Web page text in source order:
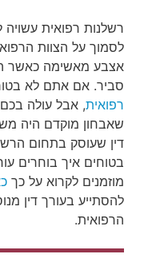
רשלנות רפואית עשויה
לסמוך על הצוות
אצבע מאשימה כאשר
סביר. אם אתם לא
רפואית, אבל עולה
שאבחון מוקדם היה
דין שעוסק בתחום
בטוחים איך בוחרים
מוזמנים לקרוא על כך
להסתייע בעורך דין
הרפואית.